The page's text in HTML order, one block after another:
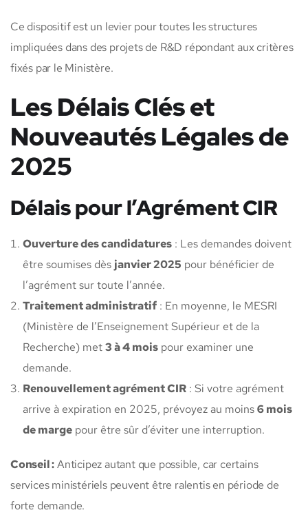
Ce dispositif est un levier pour toutes les structures
impliquées dans des projets de R&D répondant aux critères
fixés par le Ministère.
Les Délais Clés et
Nouveautés Légales de
2025
Délais pour l’Agrément CIR
Ouverture des candidatures : Les demandes doivent
être soumises dès janvier 2025 pour bénéficier de
l’agrément sur toute l’année.
Traitement administratif : En moyenne, le MESRI
(Ministère de l’Enseignement Supérieur et de la
Recherche) met3 à 4 mois pour examiner une
demande.
Renouvellement agrément CIR : Si votre agrément
arrive à expiration en 2025, prévoyez au moins6 mois
de marge pour être sûr d’éviter une interruption.
Conseil :Anticipez autant que possible, car certains
services ministériels peuvent être ralentis en période de
forte demande.